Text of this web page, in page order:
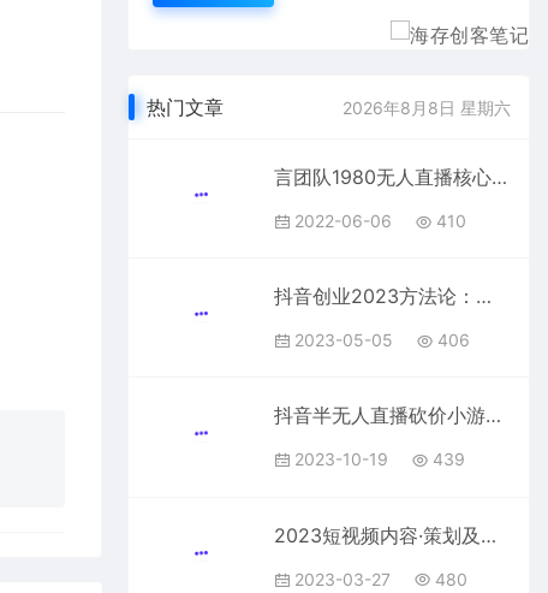
热门文章 2026年8月8日 星期六
言团队1980无人直播核心教程：起号+搭建+软件工具+插件+素材+话术等等
2022-06-06 410
抖音创业2023方法论：抖音创业商业认知大课，一站式学会在抖音上做生意
2023-05-05 406
抖音半无人直播砍价小游戏，挂载游戏小手柄， 适合宝妈 学生 上班族
2023-10-19 439
2023短视频内容·策划及账号细节讲解，助你打造·爆款内容
2023-03-27 480